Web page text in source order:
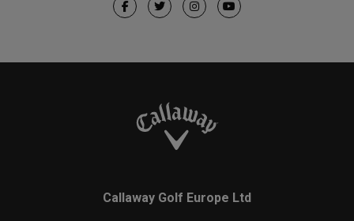
Callaway Golf Europe Ltd